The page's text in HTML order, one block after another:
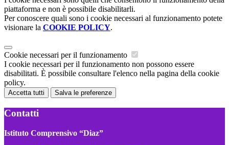
piattaforma e non è possibile disabilitarli.
Per conoscere quali sono i cookie necessari al funzionamento potete
visionare la COOKIE POLICY.
Cookie necessari per il funzionamento
I cookie necessari per il funzionamento non possono essere
disabilitati. È possibile consultare l'elenco nella pagina della cookie
policy.
Accetta tutti Salva le preferenze
Contatti
Istituto Comprensivo “Diaz”